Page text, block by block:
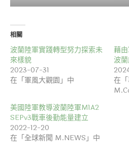
相關
波蘭陸軍實踐轉型努力探索未
來樣貌
2023-07-31
在「軍風大觀園」中
藉
波
在
美國陸軍教導波蘭陸軍M1A2
SEPv3戰車後勤能量建立
2022-12-20
在「全球新聞 M.NEWS」中